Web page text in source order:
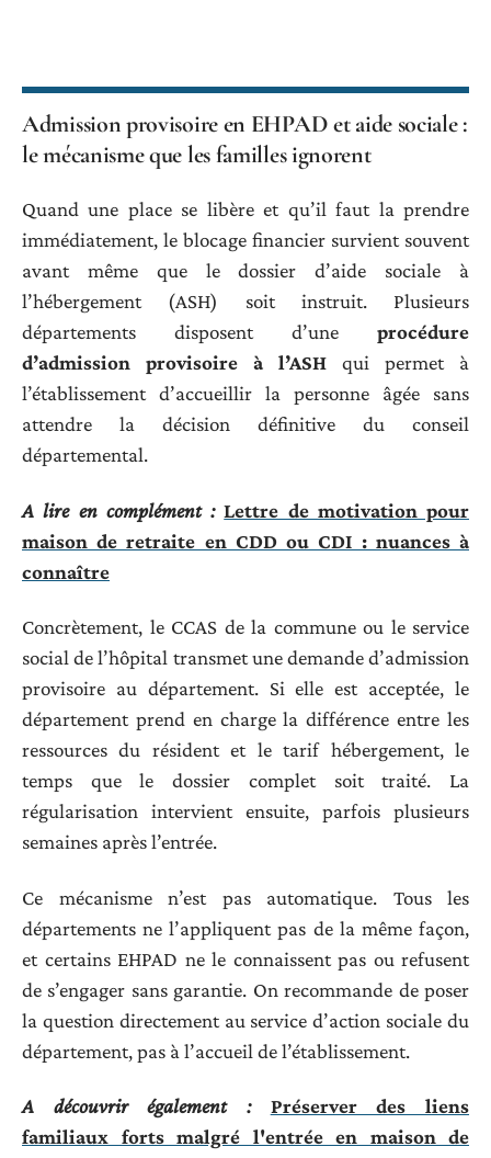
Admission provisoire en EHPAD et aide sociale :
le mécanisme que les familles ignorent
Quand une place se libère et qu’il faut la prendre
immédiatement, le blocage financier survient souvent
avant même que le dossier d’aide sociale à
l’hébergement (ASH) soit instruit. Plusieurs
départements disposent d’une procédure
d’admission provisoire à l’ASH qui permet à
l’établissement d’accueillir la personne âgée sans
attendre la décision définitive du conseil
départemental.
A lire en complément : Lettre de motivation pour
maison de retraite en CDD ou CDI : nuances à
connaître
Concrètement, le CCAS de la commune ou le service
social de l’hôpital transmet une demande d’admission
provisoire au département. Si elle est acceptée, le
département prend en charge la différence entre les
ressources du résident et le tarif hébergement, le
temps que le dossier complet soit traité. La
régularisation intervient ensuite, parfois plusieurs
semaines après l’entrée.
Ce mécanisme n’est pas automatique. Tous les
départements ne l’appliquent pas de la même façon,
et certains EHPAD ne le connaissent pas ou refusent
de s’engager sans garantie. On recommande de poser
la question directement au service d’action sociale du
département, pas à l’accueil de l’établissement.
A découvrir également :
Préserver des liens
familiaux forts malgré l'entrée en maison de